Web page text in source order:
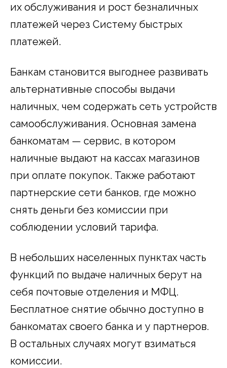
их обслуживания и рост безналичных
платежей через Систему быстрых
платежей.
Банкам становится выгоднее развивать
альтернативные способы выдачи
наличных, чем содержать сеть устройств
самообслуживания. Основная замена
банкоматам — сервис, в котором
наличные выдают на кассах магазинов
при оплате покупок. Также работают
партнерские сети банков, где можно
снять деньги без комиссии при
соблюдении условий тарифа.
В небольших населенных пунктах часть
функций по выдаче наличных берут на
себя почтовые отделения и МФЦ.
Бесплатное снятие обычно доступно в
банкоматах своего банка и у партнеров.
В остальных случаях могут взиматься
комиссии.